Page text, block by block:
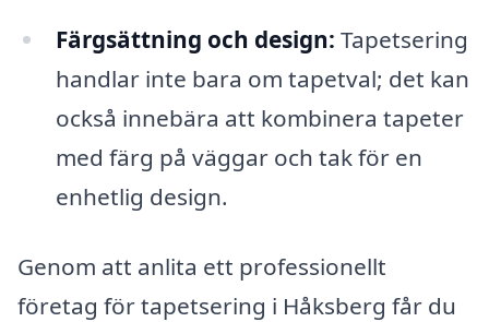
Färgsättning och design: Tapetsering
handlar inte bara om tapetval; det kan
också innebära att kombinera tapeter
med färg på väggar och tak för en
enhetlig design.
Genom att anlita ett professionellt
företag för tapetsering i Håksberg får du